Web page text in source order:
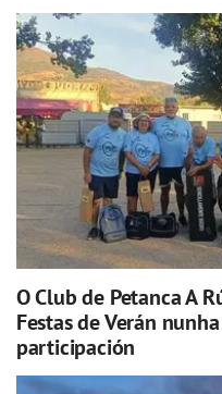
O Club de Petanca A
Festas de Verán
participación